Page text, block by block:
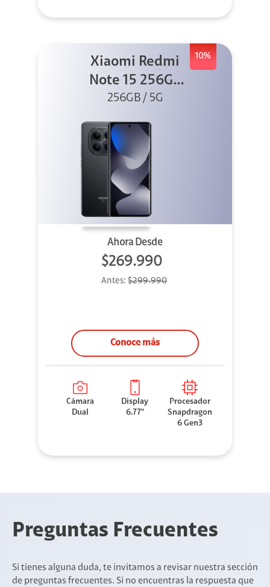
10%
Xiaomi Redmi
Note 15 256GB
5G Negro
256GB / 5G
Ahora Desde
$269.990
Antes: $299.990
Conoce más
Cámara
Dual
Display
6.77"
Procesador
Snapdragon
6 Gen3
Preguntas Frecuentes
Si tienes alguna duda, te invitamos a revisar nuestra sección
de preguntas frecuentes. Si no encuentras la respuesta que